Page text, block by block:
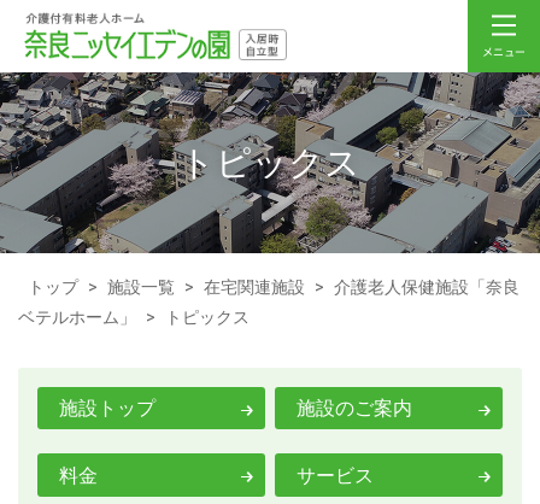
トピックス
トップ > 施設一覧 > 在宅関連施設 > 介護老人保健施設「奈良
ベテルホーム」
> トピックス
施設トップ 施設のご案内
料金 サービス